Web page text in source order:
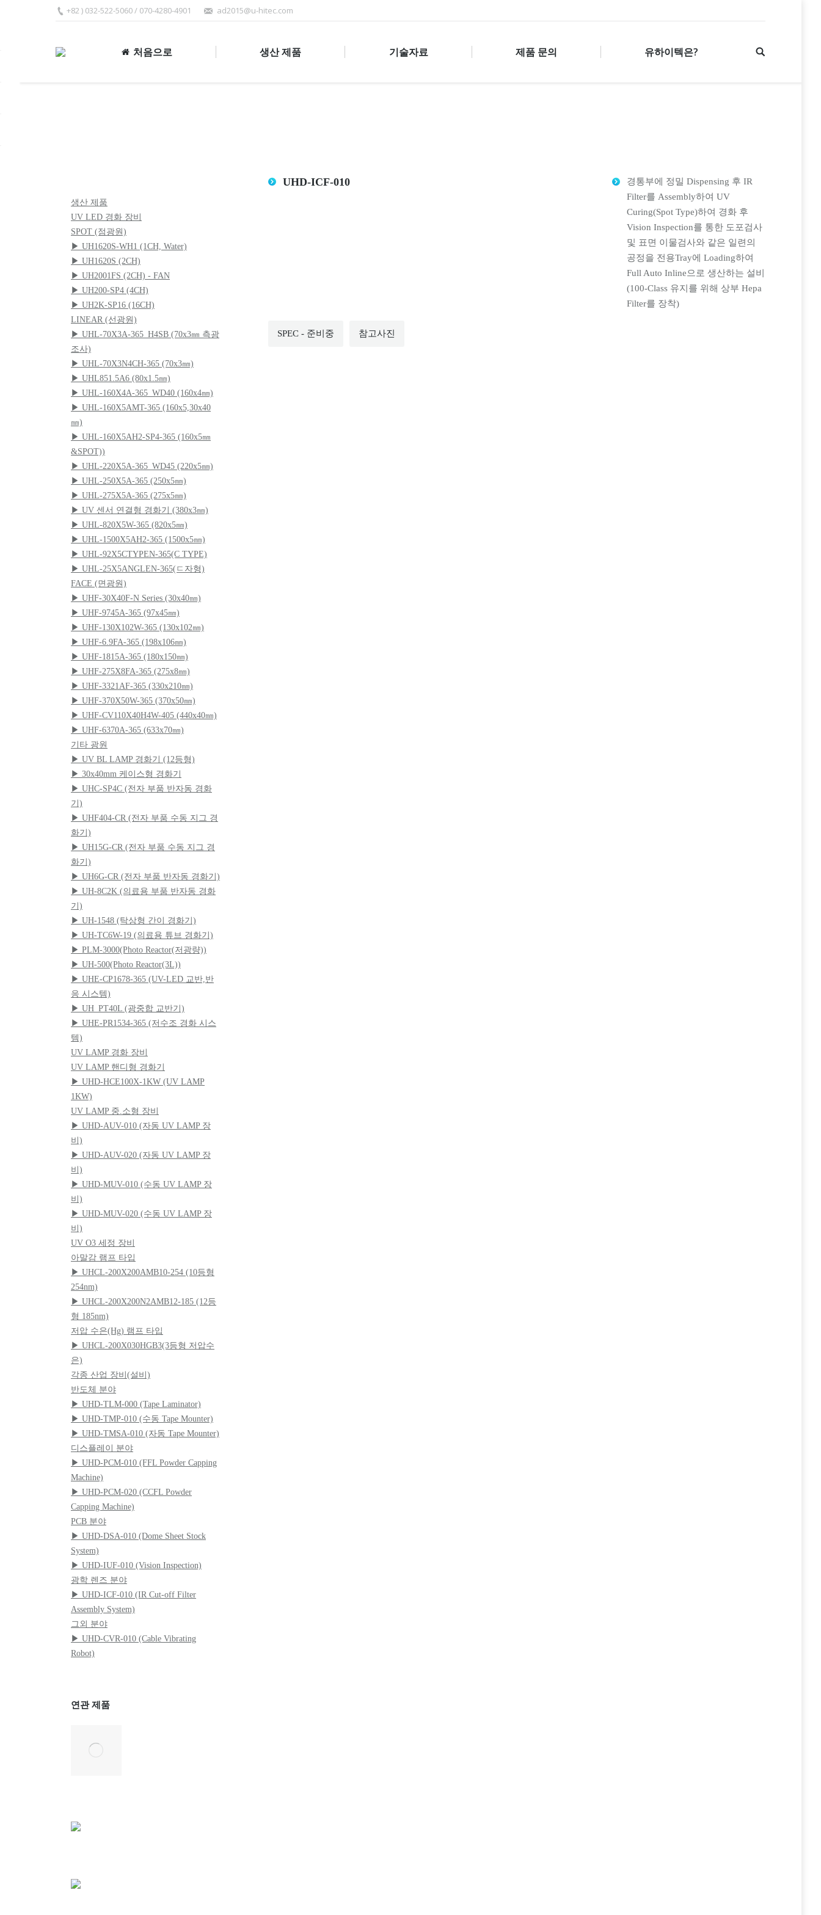
+82 ) 032-522-5060 / 070-4280-4901 ad2015@u-hitec.com
처음으로 생산 제품 기술자료 제품 문의 유하이텍은?
UHD-ICF-010
경통부에 정밀 Dispensing 후 IR
Filter를 Assembly하여 UV
Curing(Spot Type)하여 경화 후
Vision Inspection를 통한 도포검사
및 표면 이물검사와 같은 일련의
공정을 전용Tray에 Loading하여
Full Auto Inline으로 생산하는 설비
(100-Class 유지를 위해 상부 Hepa
Filter를 장착)
SPEC - 준비중 참고사진
생산 제품
UV LED 경화 장비
SPOT (점광원)
▶ UH1620S-WH1 (1CH, Water)
▶ UH1620S (2CH)
▶ UH2001FS (2CH) - FAN
▶ UH200-SP4 (4CH)
▶ UH2K-SP16 (16CH)
LINEAR (선광원)
▶ UHL-70X3A-365_H4SB (70x3㎜ 측광
조사)
▶ UHL-70X3N4CH-365 (70x3㎜)
▶ UHL851.5A6 (80x1.5㎜)
▶ UHL-160X4A-365_WD40 (160x4㎜)
▶ UHL-160X5AMT-365 (160x5,30x40
㎜)
▶ UHL-160X5AH2-SP4-365 (160x5㎜
&SPOT))
▶ UHL-220X5A-365_WD45 (220x5㎜)
▶ UHL-250X5A-365 (250x5㎜)
▶ UHL-275X5A-365 (275x5㎜)
▶ UV 센서 연결형 경화기 (380x3㎜)
▶ UHL-820X5W-365 (820x5㎜)
▶ UHL-1500X5AH2-365 (1500x5㎜)
▶ UHL-92X5CTYPEN-365(C TYPE)
▶ UHL-25X5ANGLEN-365(ㄷ자형)
FACE (면광원)
▶ UHF-30X40F-N Series (30x40㎜)
▶ UHF-9745A-365 (97x45㎜)
▶ UHF-130X102W-365 (130x102㎜)
▶ UHF-6.9FA-365 (198x106㎜)
▶ UHF-1815A-365 (180x150㎜)
▶ UHF-275X8FA-365 (275x8㎜)
▶ UHF-3321AF-365 (330x210㎜)
▶ UHF-370X50W-365 (370x50㎜)
▶ UHF-CV110X40H4W-405 (440x40㎜)
▶ UHF-6370A-365 (633x70㎜)
기타 광원
▶ UV BL LAMP 경화기 (12등형)
▶ 30x40mm 케이스형 경화기
▶ UHC-SP4C (전자 부품 반자동 경화
기)
▶ UHF404-CR (전자 부품 수동 지그 경
화기)
▶ UH15G-CR (전자 부품 수동 지그 경
화기)
▶ UH6G-CR (전자 부품 반자동 경화기)
▶ UH-8C2K (의료용 부품 반자동 경화
기)
▶ UH-1548 (탁상형 간이 경화기)
▶ UH-TC6W-19 (의료용 튜브 경화기)
▶ PLM-3000(Photo Reactor(저광량))
▶ UH-500(Photo Reactor(3L))
▶ UHE-CP1678-365 (UV-LED 교반,반
응 시스템)
▶ UH_PT40L (광중합 교반기)
▶ UHE-PR1534-365 (저수조 경화 시스
템)
UV LAMP 경화 장비
UV LAMP 핸디형 경화기
▶ UHD-HCE100X-1KW (UV LAMP
1KW)
UV LAMP 중.소형 장비
▶ UHD-AUV-010 (자동 UV LAMP 장
비)
▶ UHD-AUV-020 (자동 UV LAMP 장
비)
▶ UHD-MUV-010 (수동 UV LAMP 장
비)
▶ UHD-MUV-020 (수동 UV LAMP 장
비)
UV O3 세정 장비
아말감 램프 타입
▶ UHCL-200X200AMB10-254 (10등형
254nm)
▶ UHCL-200X200N2AMB12-185 (12등
형 185nm)
저압 수은(Hg) 램프 타입
▶ UHCL-200X030HGB3(3등형 저압수
은)
각종 산업 장비(설비)
반도체 분야
▶ UHD-TLM-000 (Tape Laminator)
▶ UHD-TMP-010 (수동 Tape Mounter)
▶ UHD-TMSA-010 (자동 Tape Mounter)
디스플레이 분야
▶ UHD-PCM-010 (FFL Powder Capping
Machine)
▶ UHD-PCM-020 (CCFL Powder
Capping Machine)
PCB 분야
▶ UHD-DSA-010 (Dome Sheet Stock
System)
▶ UHD-IUF-010 (Vision Inspection)
광학 렌즈 분야
▶ UHD-ICF-010 (IR Cut-off Filter
Assembly System)
그외 분야
▶ UHD-CVR-010 (Cable Vibrating
Robot)
연관 제품